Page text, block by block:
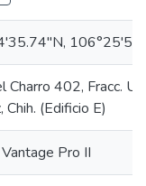
Charro 402, Fracc.
Chih. (Edificio E)
Pro II